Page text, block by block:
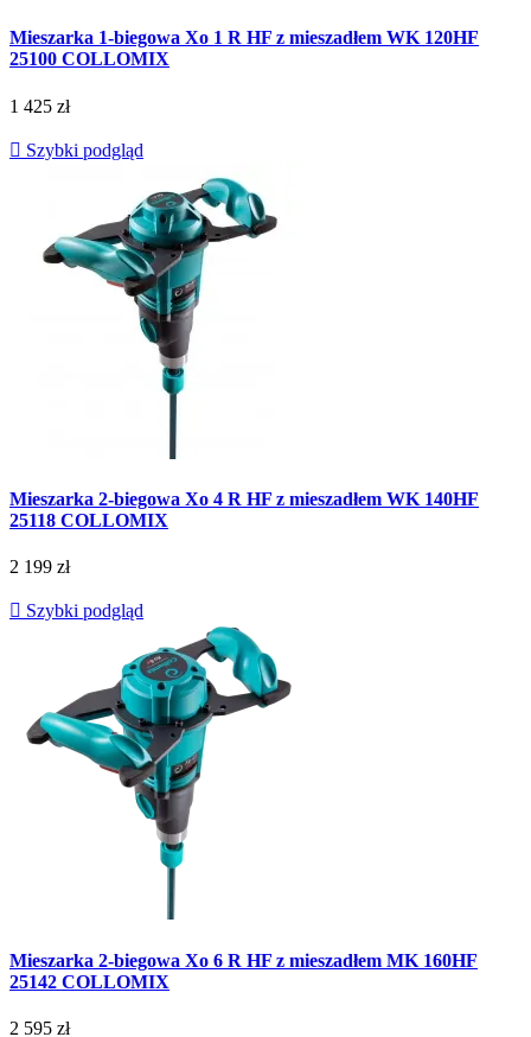
Mieszarka 1-biegowa Xo 1 R HF z mieszadłem WK 120HF
25100 COLLOMIX
1 425 zł
 Szybki podgląd
Mieszarka 2-biegowa Xo 4 R HF z mieszadłem WK 140HF
25118 COLLOMIX
2 199 zł
 Szybki podgląd
Mieszarka 2-biegowa Xo 6 R HF z mieszadłem MK 160HF
25142 COLLOMIX
2 595 zł